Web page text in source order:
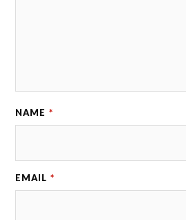
NAME *
EMAIL *